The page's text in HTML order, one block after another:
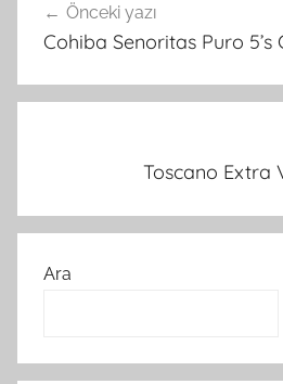
gezinmesi
Önceki yazı
Cohiba Senoritas Puro 5’s
Toscano Extra
Ara